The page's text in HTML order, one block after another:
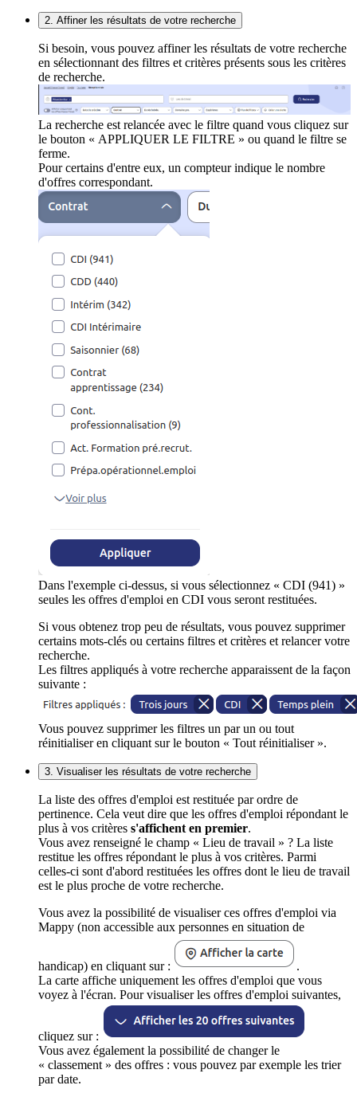
2. Affiner les résultats de votre recherche
Si besoin, vous pouvez affiner les résultats de votre recherche
en sélectionnant des filtres et critères présents sous les critères
de recherche.
La recherche est relancée avec le filtre quand vous cliquez sur
le bouton « APPLIQUER LE FILTRE » ou quand le filtre se
ferme.
Pour certains d'entre eux, un compteur indique le nombre
d'offres correspondant.
Dans l'exemple ci-dessus, si vous sélectionnez « CDI (941) »
seules les offres d'emploi en CDI vous seront restituées.
Si vous obtenez trop peu de résultats, vous pouvez supprimer
certains mots-clés ou certains filtres et critères et relancer votre
recherche.
Les filtres appliqués à votre recherche apparaissent de la façon
suivante :
Vous pouvez supprimer les filtres un par un ou tout
réinitialiser en cliquant sur le bouton « Tout réinitialiser ».
3. Visualiser les résultats de votre recherche
La liste des offres d'emploi est restituée par ordre de
pertinence. Cela veut dire que les offres d'emploi répondant le
plus à vos critères s'affichent en premier.
Vous avez renseigné le champ « Lieu de travail » ? La liste
restitue les offres répondant le plus à vos critères. Parmi
celles-ci sont d'abord restituées les offres dont le lieu de travail
est le plus proche de votre recherche.
Vous avez la possibilité de visualiser ces offres d'emploi via
Mappy (non accessible aux personnes en situation de
handicap) en cliquant sur :
.
La carte affiche uniquement les offres d'emploi que vous
voyez à l'écran. Pour visualiser les offres d'emploi suivantes,
cliquez sur :
Vous avez également la possibilité de changer le
« classement » des offres : vous pouvez par exemple les trier
par date.